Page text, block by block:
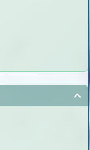
